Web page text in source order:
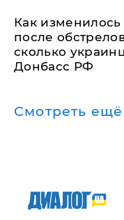
Как
после
сколько
Донбасс РФ
Смотреть ещё